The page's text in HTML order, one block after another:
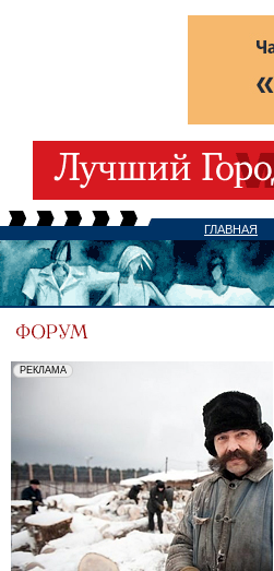
ГЛАВНАЯ